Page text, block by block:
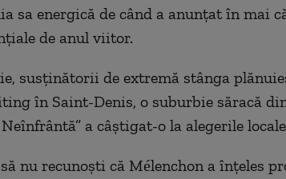
sa energică de când a anunțat în mai
de anul viitor.
susținătorii de extremă stânga
în Saint-Denis, o suburbie săracă
a câștigat-o la alegerile
să nu recunoști că Mélenchon a înțeles